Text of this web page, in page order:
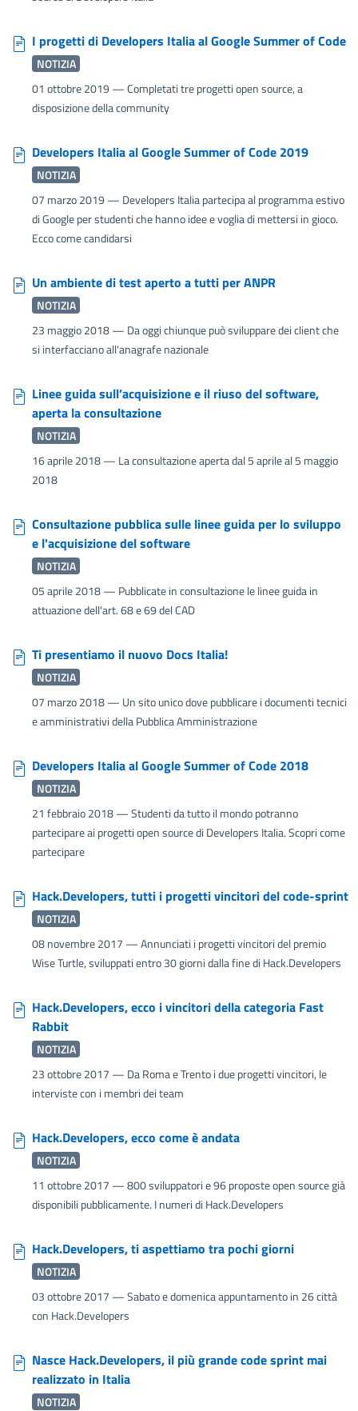
I progetti di Developers Italia al Google Summer of Code
NOTIZIA
01 ottobre 2019 — Completati tre progetti open source, a
disposizione della community
Developers Italia al Google Summer of Code 2019
NOTIZIA
07 marzo 2019 — Developers Italia partecipa al programma estivo
di Google per studenti che hanno idee e voglia di mettersi in gioco.
Ecco come candidarsi
Un ambiente di test aperto a tutti per ANPR
NOTIZIA
23 maggio 2018— Da oggi chiunque può sviluppare dei client che
si interfacciano all'anagrafe nazionale
Linee guida sull’acquisizione e il riuso del software,
aperta la consultazione
NOTIZIA
16 aprile 2018— La consultazione aperta dal 5 aprile al 5 maggio
2018
Consultazione pubblica sulle linee guida per lo sviluppo
e l'acquisizione del software
NOTIZIA
05 aprile 2018— Pubblicate in consultazione le linee guida in
attuazione dell'art. 68 e 69 del CAD
Ti presentiamo il nuovo Docs Italia!
NOTIZIA
07 marzo 2018— Un sito unico dove pubblicare i documenti tecnici
e amministrativi della Pubblica Amministrazione
Developers Italia al Google Summer of Code 2018
NOTIZIA
21 febbraio 2018— Studenti da tutto il mondo potranno
partecipare ai progetti open source di Developers Italia. Scopri come
partecipare
Hack.Developers, tutti i progetti vincitori del code-sprint
NOTIZIA
08 novembre 2017 — Annunciati i progetti vincitori del premio
Wise Turtle, sviluppati entro 30 giorni dalla fine di Hack.Developers
Hack.Developers, ecco i vincitori della categoria Fast
Rabbit
NOTIZIA
23 ottobre 2017 — Da Roma e Trento i due progetti vincitori, le
interviste con i membri dei team
Hack.Developers, ecco come è andata
NOTIZIA
11 ottobre 2017 — 800 sviluppatori e 96 proposte open source già
disponibili pubblicamente. I numeri di Hack.Developers
Hack.Developers, ti aspettiamo tra pochi giorni
NOTIZIA
03 ottobre 2017 — Sabato e domenica appuntamento in 26 città
con Hack.Developers
Nasce Hack.Developers, il più grande code sprint mai
realizzato in Italia
NOTIZIA